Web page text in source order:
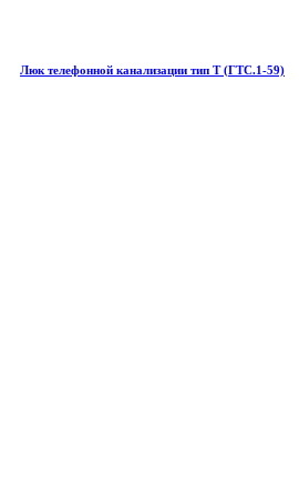
Люк телефонной канализации тип Т (ГТС.1-59)